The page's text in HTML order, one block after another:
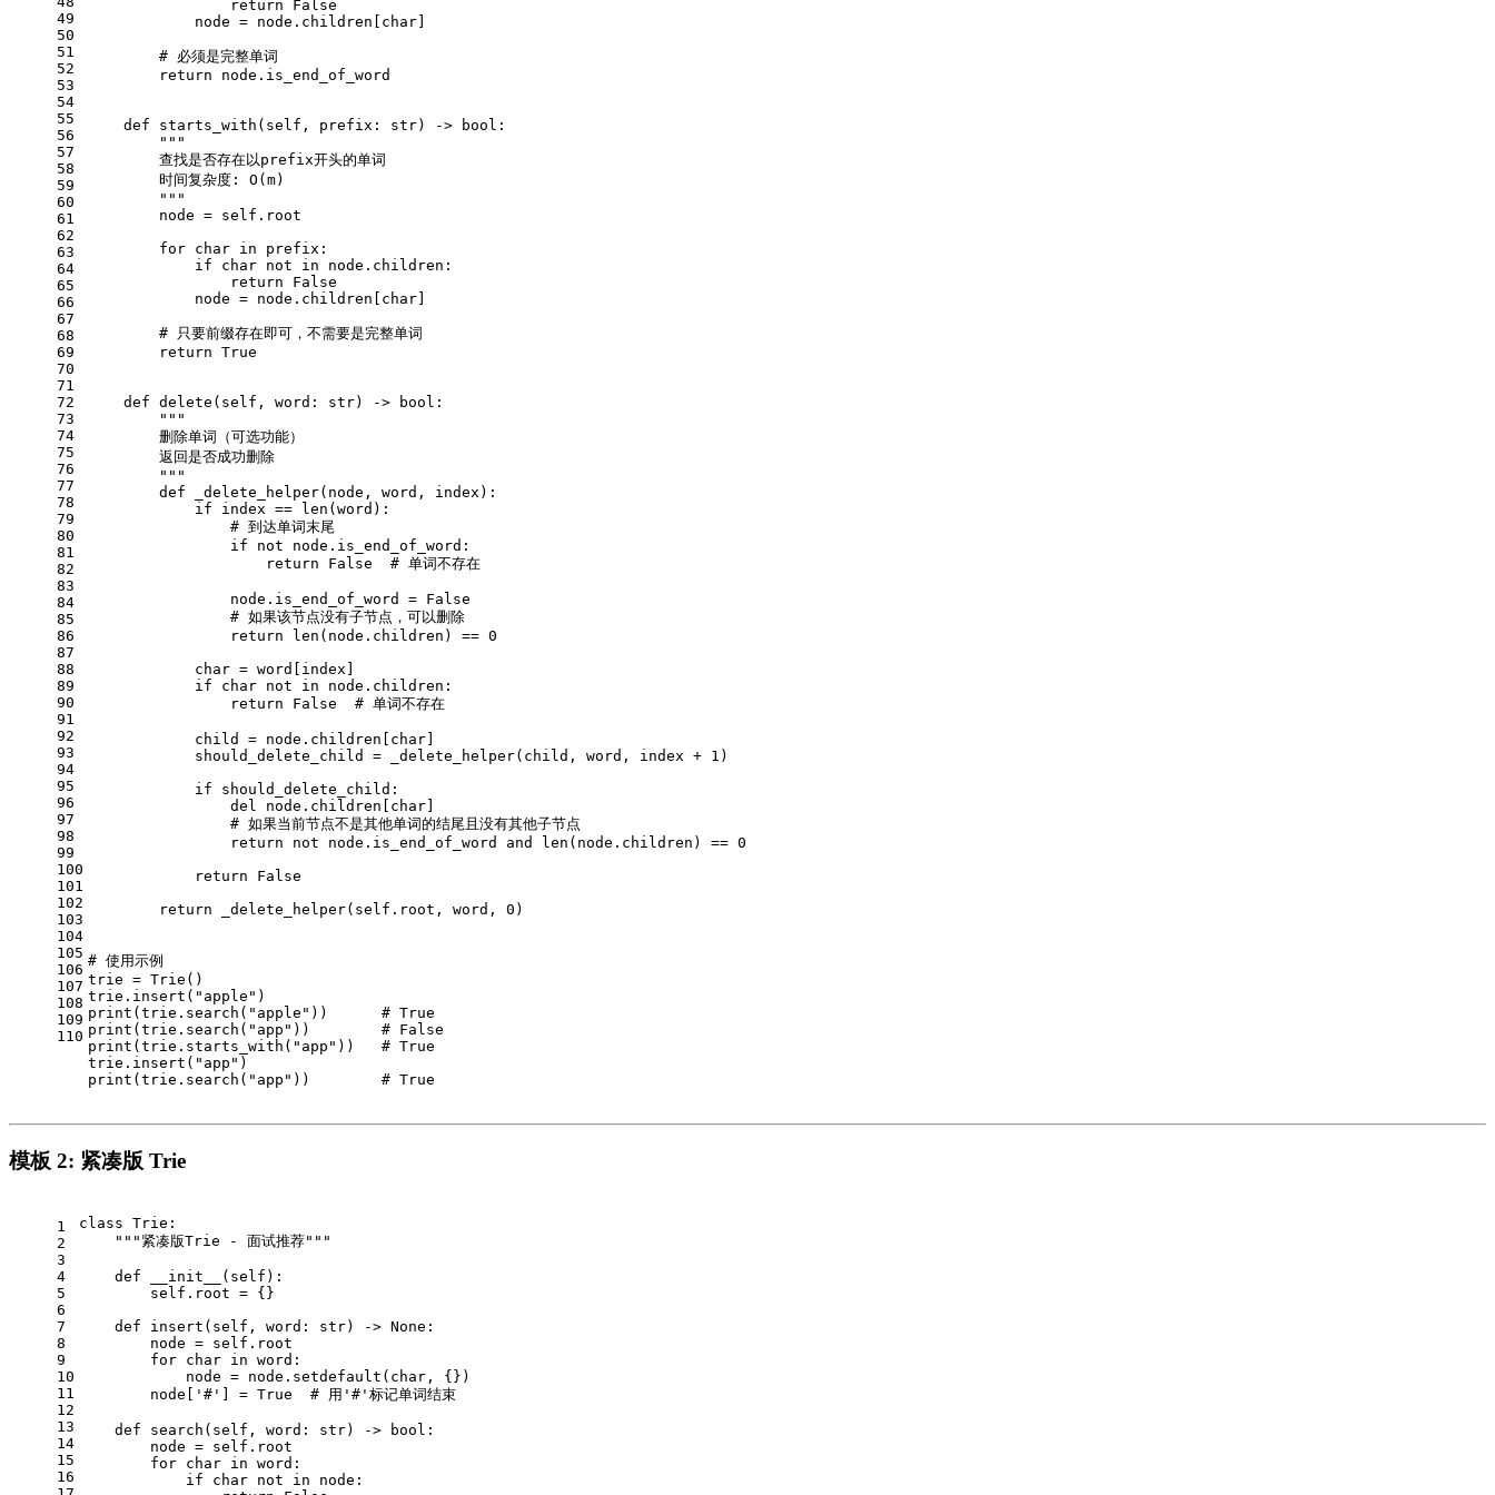
49
50
51
52
53
54
55
56
57
58
59
60
61
62
63
64
65
66
67
68
69
70
71
72
73
74
75
76
77
78
79
80
81
82
83
84
85
86
87
88
89
90
91
92
93
94
95
96
97
98
99
100
101
102
103
104
105
106
107
108
109
110
return
False
            node = node.children[char]
# 必须是完整单词
return node.is_end_of_word
def starts_with ( self, prefix: str) -> bool :
"""
        查找是否存在以prefix开头的单词
        时间复杂度: O(m)
        """
        node =
self .root
for char in prefix:
if char not in node.children:
return
False
            node = node.children[char]
# 只要前缀存在即可，不需要是完整单词
return True
def delete ( self, word: str) -> bool :
"""
        删除单词（可选功能）
        返回是否成功删除
        """
def
_delete_helper( node, word, index ):
if index == len (word):
# 到达单词末尾
if
not node.is_end_of_word:
return
False # 单词不存在
                node.is_end_of_word =
False
# 如果该节点没有子节点，可以删除
return
len (node.children) == 0
            char = word[index]
if char not in node.children:
return
False # 单词不存在
            child = node.children[char]
            should_delete_child = _delete_helper(child, word, index +
1 )
if should_delete_child:
del node.children[char]
# 如果当前节点不是其他单词的结尾且没有其他子节点
return
not node.is_end_of_word and len (node.children) == 0
return
False
return _delete_helper( self .root, word, 0 )
# 使用示例
trie = Trie()
trie.insert( "apple" )
print (trie.search( "apple" )) # True
print (trie.search( "app" )) # False
print (trie.starts_with( "app" )) # True
trie.insert( "app" )
print (trie.search( "app" )) # True
模板 2: 紧凑版 Trie
1
2
3
4
5
6
7
8
9
10
11
12
13
14
15
16
class Trie :
"""紧凑版Trie - 面试推荐"""
def __init__ ( self ):
self .root = {}
def
insert ( self, word: str) -> None :
        node =
self .root
for char in word:
            node = node.setdefault(char, {})
        node[
'#' ] = True # 用'#'标记单词结束
def search ( self, word: str) -> bool :
        node =
self .root
for char in word:
if char not in node: